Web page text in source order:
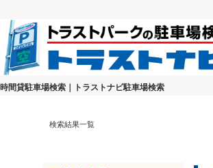
時間貸駐車場検索｜トラストナビ駐車場検索
検索結果一覧